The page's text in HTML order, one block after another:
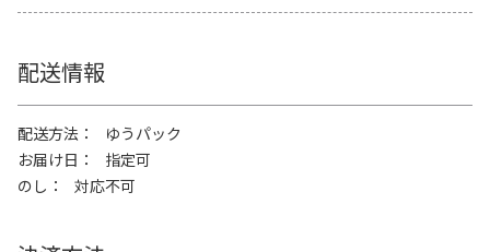
配送情報
配送方法
ゆうパック
お届け日
指定可
のし
対応不可